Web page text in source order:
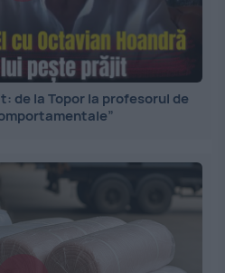
de la Topor la profesorul de